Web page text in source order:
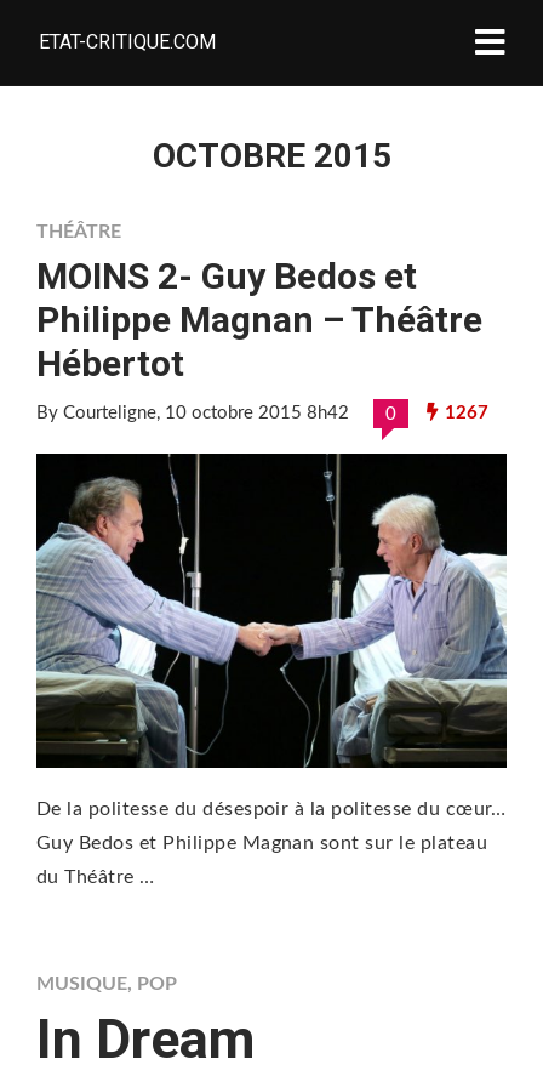
ETAT-CRITIQUE.COM
OCTOBRE 2015
THÉÂTRE
MOINS 2- Guy Bedos et
Philippe Magnan – Théâtre
Hébertot
By Courteligne, 10 octobre 2015 8h42 0 1267
De la politesse du désespoir à la politesse du cœur…
Guy Bedos et Philippe Magnan sont sur le plateau
du Théâtre …
MUSIQUE, POP
In Dream